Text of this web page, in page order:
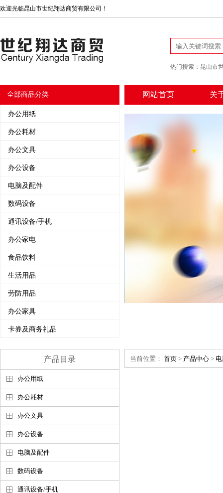
欢迎光临昆山市世纪翔达商贸有限公司！
热门搜索： 昆山市
全部商品分类
办公用纸
办公耗材
办公文具
办公设备
电脑及配件
数码设备
通讯设备/手机
办公家电
食品饮料
生活用品
劳防用品
办公家具
卡券及商务礼品
网站首页 关
产品目录
办公用纸
办公耗材
办公文具
办公设备
电脑及配件
数码设备
通讯设备/手机
当前位置： 首页 > 产品中心 >